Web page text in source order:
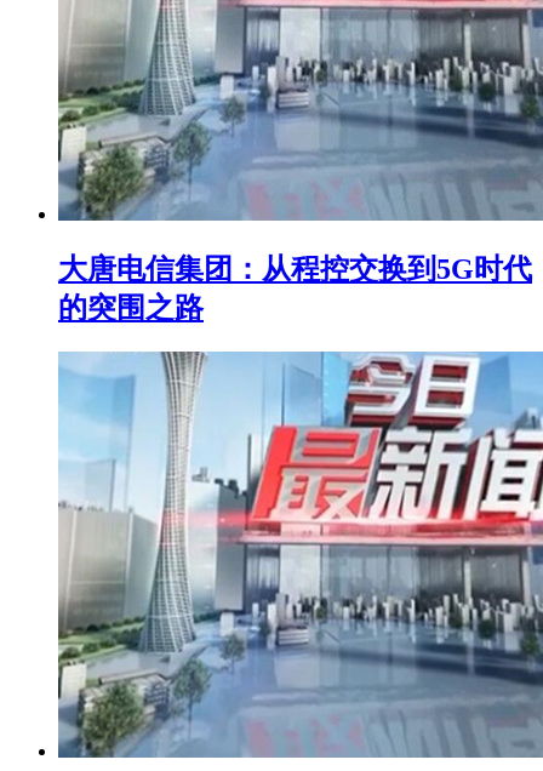
大唐电信集团：从程控交换到5G时代
的突围之路